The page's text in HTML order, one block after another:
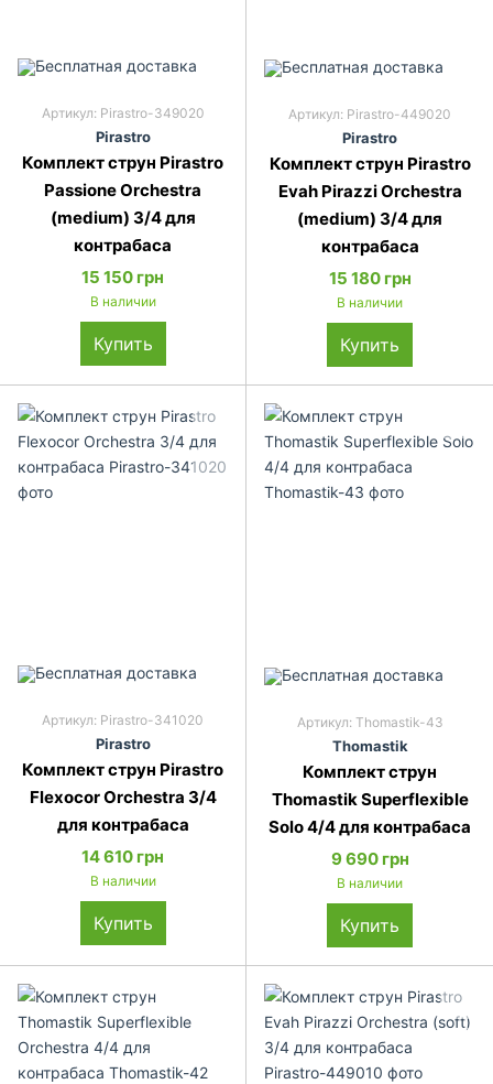
Артикул: Pirastro-349020
Pirastro
Комплект струн Pirastro
Passione Orchestra
(medium) 3/4 для
контрабаса
15 150 грн
В наличии
Купить
Артикул: Pirastro-449020
Pirastro
Комплект струн Pirastro
Evah Pirazzi Orchestra
(medium) 3/4 для
контрабаса
15 180 грн
В наличии
Купить
Артикул: Pirastro-341020
Pirastro
Комплект струн Pirastro
Flexocor Orchestra 3/4
для контрабаса
14 610 грн
В наличии
Купить
Артикул: Thomastik-43
Thomastik
Комплект струн
Thomastik Superflexible
Solo 4/4 для контрабаса
9 690 грн
В наличии
Купить